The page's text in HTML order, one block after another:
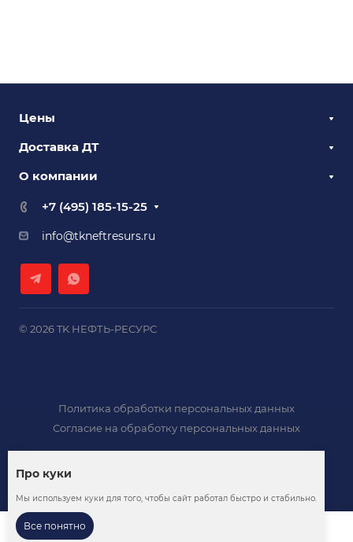
Цены
Доставка ДТ
О компании
+7 (495) 185-15-25
info@tkneftresurs.ru
© 2026 TK НЕФТЬ-РЕСУРС
Политика обработки персональных данных
Согласие на обработку персональных данных
Про куки
Мы используем куки для того, чтобы сайт работал быстро и стабильно.
Все понятно